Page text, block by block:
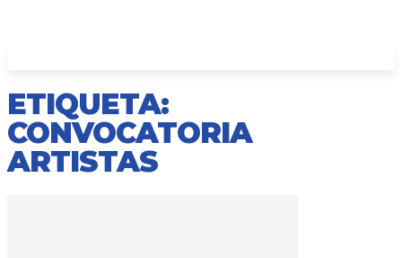
ETIQUETA:
CONVOCATORIA
ARTISTAS